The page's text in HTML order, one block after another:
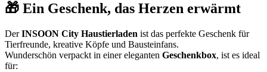
🎁 Ein Geschenk, das Herzen erwärmt
DerINSOON City Haustierladen ist das perfekte Geschenk für
Tierfreunde, kreative Köpfe und Bausteinfans.
Wunderschön verpackt in einer eleganten Geschenkbox, ist es ideal
für: